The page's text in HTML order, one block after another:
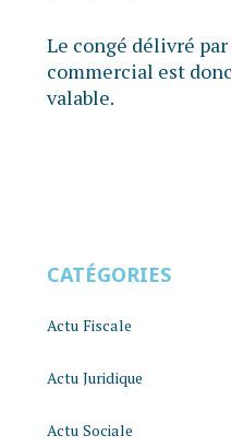
Le congé délivré
commercial est
valable.
CATÉGORIES
Actu Fiscale
Actu Juridique
Actu Sociale